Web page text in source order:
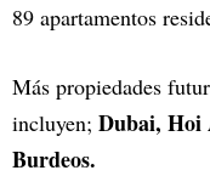
89 apartamentos
Más propiedades
incluyen; Dubai, Hoi
Burdeos.